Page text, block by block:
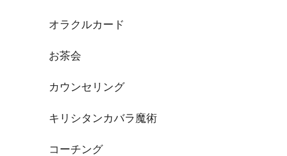
オラクルカード
お茶会
カウンセリング
キリシタンカバラ魔術
コーチング